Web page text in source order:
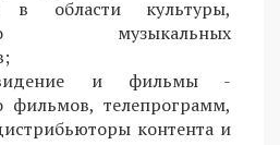
в области культуры,
музыкальных
и фильмы -
фильмов, телепрограмм,
контента и